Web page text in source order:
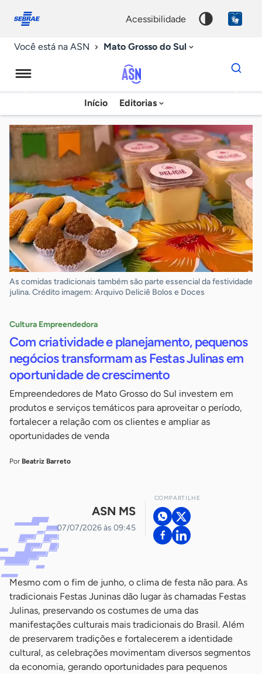
conosco
acessibilidade
Você está na ASN Mato Grosso do Sul
Agência
Sebrae
de
Notícias
Início Editorias
Dados
para
chave
As comidas tradicionais também são parte essencial da festividade
julina. Crédito imagem: Arquivo Deliciê Bolos e Doces
Cultura Empreendedora
Com criatividade e planejamento, pequenos
negócios transformam as Festas Julinas em
oportunidade de crescimento
Empreendedores de Mato Grosso do Sul investem em
produtos e serviços temáticos para aproveitar o período,
fortalecer a relação com os clientes e ampliar as
oportunidades de venda
Por Beatriz Barreto
ASN MS
07/07/2026 às 09:45
COMPARTILHE
Mesmo com o fim de junho, o clima de festa não para. As
tradicionais Festas Juninas dão lugar às chamadas Festas
Julinas, preservando os costumes de uma das
manifestações culturais mais tradicionais do Brasil. Além
de preservarem tradições e fortalecerem a identidade
cultural, as celebrações movimentam diversos segmentos
da economia, gerando oportunidades para pequenos